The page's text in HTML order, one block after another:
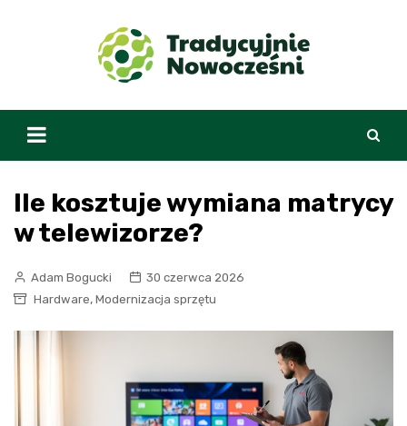
Ile kosztuje wymiana matrycy
w telewizorze?
Adam Bogucki
30 czerwca 2026
Hardware, Modernizacja sprzętu